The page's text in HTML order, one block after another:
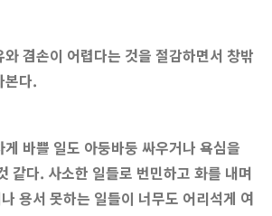
겸손이 어렵다는 것을 절감하면서 창밖
본다.
바쁠 일도 아둥바둥 싸우거나 욕심을
같다. 사소한 일들로 번민하고 화를 내며
용서 못하는 일들이 너무도 어리석게 여